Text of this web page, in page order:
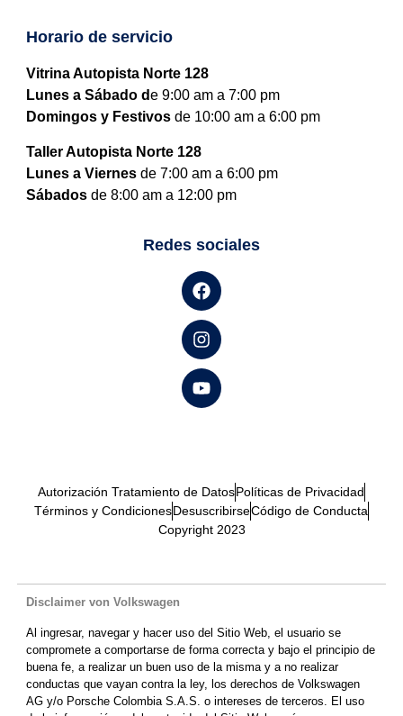
Horario de servicio
Vitrina Autopista Norte 128
Lunes a Sábado de 9:00 am a 7:00 pm
Domingos y Festivosde 10:00 am a 6:00 pm
Taller Autopista Norte 128
Lunes a Viernesde 7:00 am a 6:00 pm
Sábadosde 8:00 am a 12:00 pm
Redes sociales
Autorización Tratamiento de DatosPolíticas de Privacidad
Términos y CondicionesDesuscribirseCódigo de Conducta
Copyright 2023
Disclaimer von Volkswagen
Al ingresar, navegar y hacer uso del Sitio Web, el usuario se
compromete a comportarse de forma correcta y bajo el principio de
buena fe, a realizar un buen uso de la misma y a no realizar
conductas que vayan contra la ley, los derechos de Volkswagen
AG y/o Porsche Colombia S.A.S. o intereses de terceros. El uso